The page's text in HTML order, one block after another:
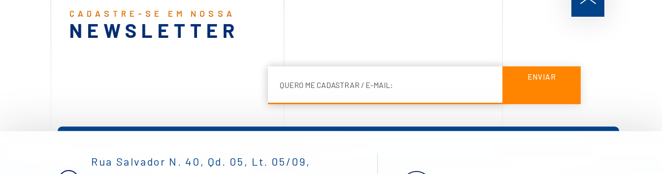
CADASTRE-SE EM NOSSA
NEWSLETTER
ENVIAR
Rua Salvador N. 40, Qd. 05, Lt. 05/09,